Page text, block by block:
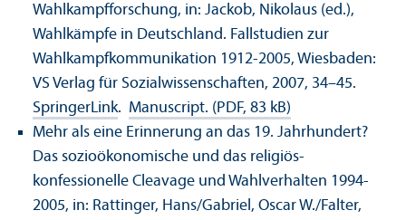
Wahlkampfforschung, in: Jackob, Nikolaus (ed.),
Wahlkämpfe in Deutschland. Fallstudien zur
Wahlkampfkommunikation 1912-2005, Wiesbaden:
VS Verlag für Sozialwissenschaften, 2007, 34–45.
SpringerLink. Manuscript. (PDF, 83 kB)
Mehr als eine Erinnerung an das 19. Jahrhundert?
Das sozioökonomische und das religiös-
konfessionelle Cleavage und Wahlverhalten 1994-
2005, in: Rattinger, Hans/Gabriel, Oscar W./Falter,